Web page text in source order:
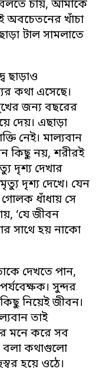
বলতে চায়, আমাকে
অবচেতনের খাঁচা
টাল সামলাতে
ছাড়াও
কথা এসেছে।
জন্য বছরের
দেয়। এছাড়া
নেই। মাল্যবান
কিছু নয়, শরীরই
দৃশ্য দেখার
দৃশ্য দেখে। যেন
গোলক ধাঁধায় সে
‘যে জীবন
সাথে হয় নাকো
দেখতে পান,
সুন্দর
নিয়েই জীবন।
তাই
মনে করে সব
বলা কথাগুলো
হয়ে ওঠে।